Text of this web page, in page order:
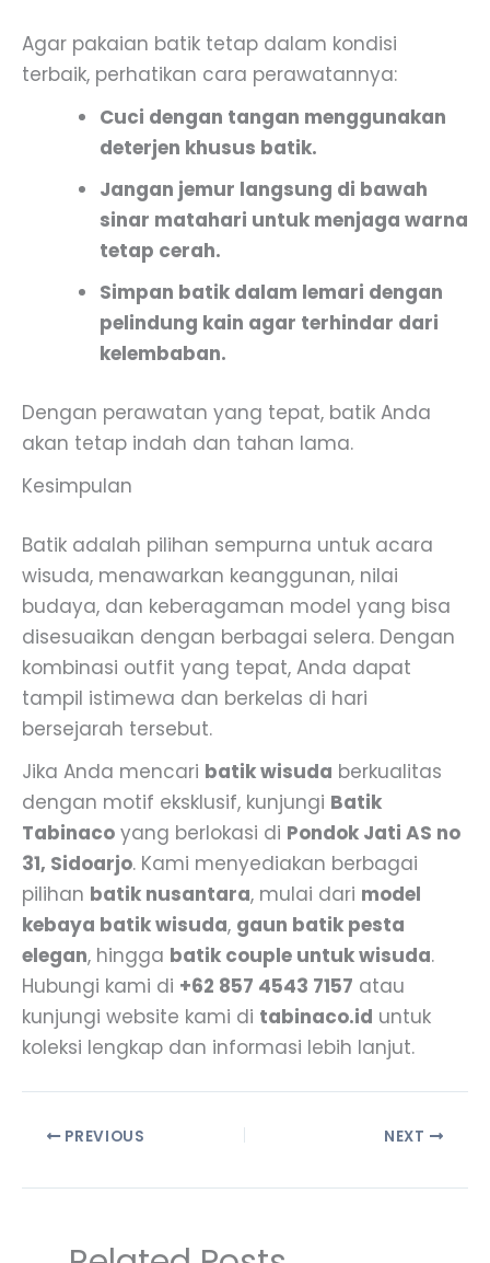
Agar pakaian batik tetap dalam kondisi
terbaik, perhatikan cara perawatannya:
Cuci dengan tangan menggunakan
deterjen khusus batik.
Jangan jemur langsung di bawah
sinar matahari untuk menjaga warna
tetap cerah.
Simpan batik dalam lemari dengan
pelindung kain agar terhindar dari
kelembaban.
Dengan perawatan yang tepat, batik Anda
akan tetap indah dan tahan lama.
Kesimpulan
Batik adalah pilihan sempurna untuk acara
wisuda, menawarkan keanggunan, nilai
budaya, dan keberagaman model yang bisa
disesuaikan dengan berbagai selera. Dengan
kombinasi outfit yang tepat, Anda dapat
tampil istimewa dan berkelas di hari
bersejarah tersebut.
Jika Anda mencari batik wisuda berkualitas
dengan motif eksklusif, kunjungi Batik
Tabinaco yang berlokasi di Pondok Jati AS no
31, Sidoarjo. Kami menyediakan berbagai
pilihan batik nusantara, mulai dari model
kebaya batik wisuda, gaun batik pesta
elegan, hingga batik couple untuk wisuda.
Hubungi kami di +62 857 4543 7157 atau
kunjungi website kami di tabinaco.id untuk
koleksi lengkap dan informasi lebih lanjut.
PREVIOUS NEXT